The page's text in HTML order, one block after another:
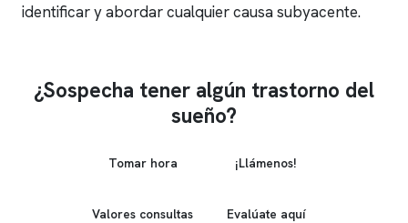
identificar y abordar cualquier causa subyacente.
¿Sospecha tener algún trastorno del
sueño?
Tomar hora ¡Llámenos!
Valores consultas Evalúate aquí